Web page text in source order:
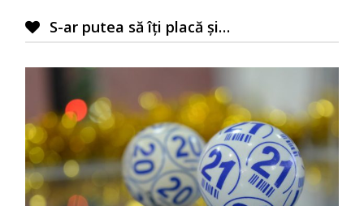
S-ar putea să îți placă și…